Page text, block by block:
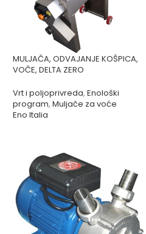
MULJAČA, ODVAJANJE KOŠPICA,
VOČE, DELTA ZERO
Vrt i poljoprivreda, Enološki
program, Muljače za voće
Eno Italia